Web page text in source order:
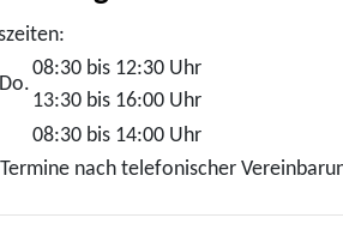
08:30 bis 12:30 Uhr
13:30 bis 16:00 Uhr
08:30 bis 14:00 Uhr
nach telefonischer